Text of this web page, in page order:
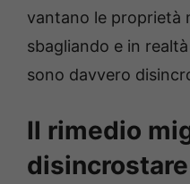
vantano le proprietà
sbagliando e in
sono davvero
Il rimedio